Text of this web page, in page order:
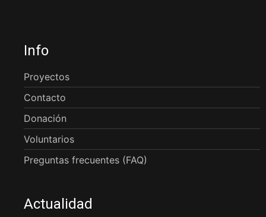
Info
Proyectos
Contacto
Donación
Voluntarios
Preguntas frecuentes (FAQ)
Actualidad